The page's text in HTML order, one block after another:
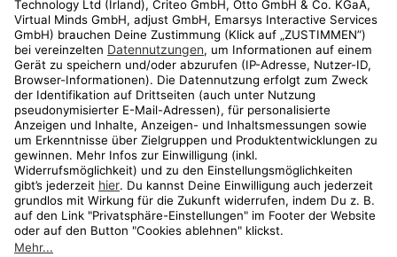
Privatsphäre-EinstellungenAGBDatenschutzCompliance
GeschenkgutscheinbedingungenImpressumHelp Center